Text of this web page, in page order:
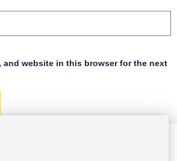
and website in this browser for the next